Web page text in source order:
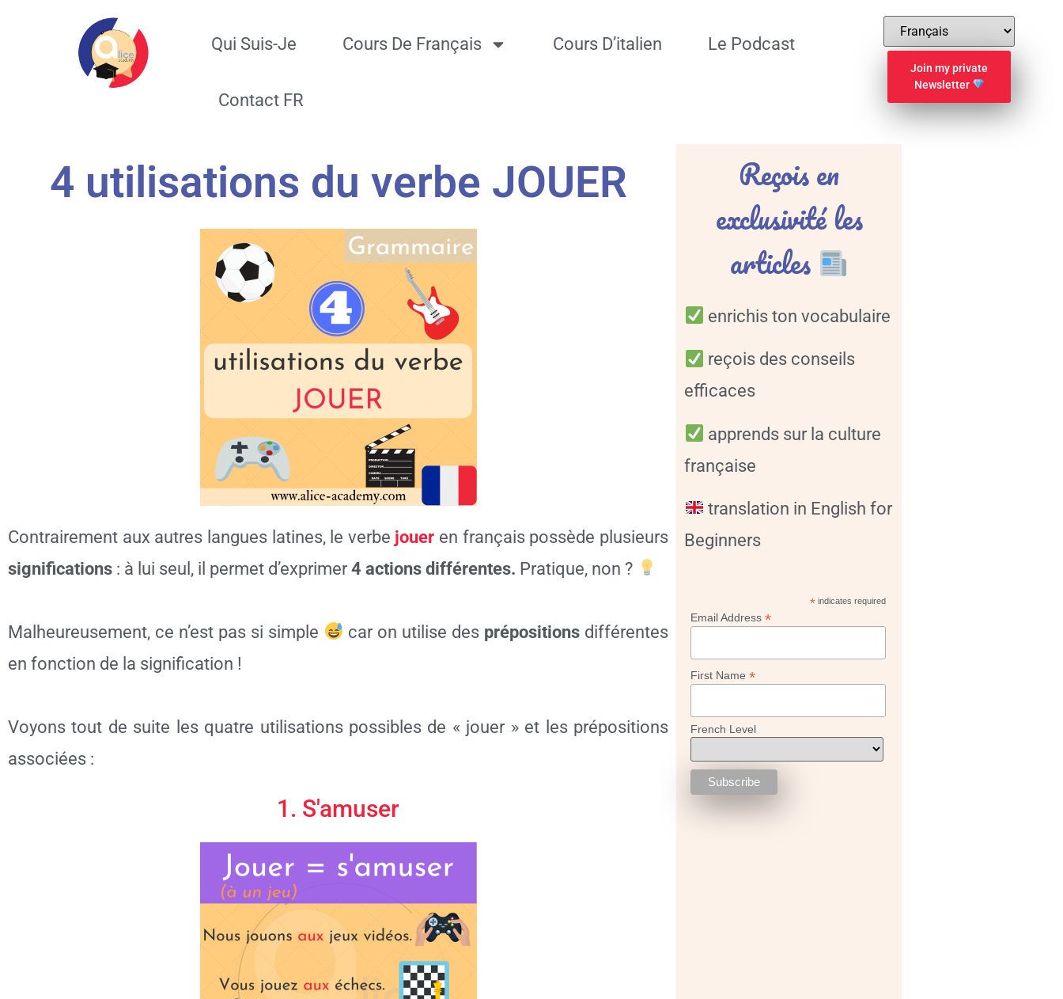
Qui Suis-Je Cours De Français Cours D’italien Le Podcast
Contact FR
Join my private
Newsletter
4 utilisations du verbe JOUER
Contrairement aux autres langues latines, le verbe jouer en français possède plusieurs
significations : à lui seul, il permet d’exprimer 4 actions différentes. Pratique, non ?
Malheureusement, ce n’est pas si simple car on utilise des prépositions différentes
en fonction de la signification !
Voyons tout de suite les quatre utilisations possibles de « jouer » et les prépositions
associées :
1. S'amuser
Reçois en
exclusivité les
articles
enrichis ton vocabulaire
reçois des conseils
efficaces
apprends sur la culture
française
translation in English for
Beginners
*indicates required
Email Address *
First Name *
French Level